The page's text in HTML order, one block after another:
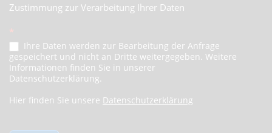
Zustimmung zur Verarbeitung Ihrer Daten
*
Ihre Daten werden zur Bearbeitung der Anfrage
gespeichert und nicht an Dritte weitergegeben. Weitere
Informationen finden Sie in unserer
Datenschutzerklärung.
Hier finden Sie unsere Datenschutzerklärung